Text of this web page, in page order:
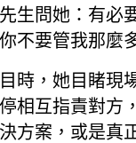
生問她：有必
不要管我那麼
時，她目睹現
相互指責對方
方案，或是真